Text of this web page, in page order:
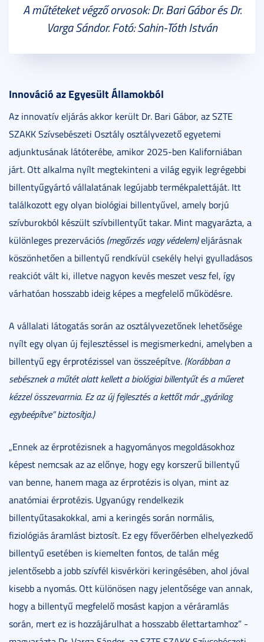
A műtéteket végző orvosok: Dr. Bari Gábor és Dr.
Varga Sándor. Fotó: Sahin-Tóth István
Innováció az Egyesült Államokból
Az innovatív eljárás akkor került Dr. Bari Gábor, az SZTE
SZAKK Szívsebészeti Osztály osztályvezető egyetemi
adjunktusának látóterébe, amikor 2025-ben Kaliforniában
járt. Ott alkalma nyílt megtekinteni a világ egyik legrégebbi
billentyűgyártó vállalatának legújabb termékpalettáját. Itt
találkozott egy olyan biológiai billentyűvel, amely borjú
szívburokból készült szívbillentyűt takar. Mint magyarázta, a
különleges prezervációs (megőrzés vagy védelem)eljárásnak
köszönhetően a billentyű rendkívül csekély helyi gyulladásos
reakciót vált ki, illetve nagyon kevés meszet vesz fel, így
várhatóan hosszabb ideig képes a megfelelő működésre.
A vállalati látogatás során az osztályvezetőnek lehetősége
nyílt egy olyan új fejlesztéssel is megismerkedni, amelyben a
billentyű egy érprotézissel van összeépítve. (Korábban a
sebésznek a műtét alatt kellett a biológiai billentyűt és a műeret
kézzel összevarrnia. Ez az új fejlesztés a kettőt már„gyárilag
egybeépítve” biztosítja.)
„Ennek az érprotézisnek a hagyományos megoldásokhoz
képest nemcsak az az előnye, hogy egy korszerű billentyű
van benne, hanem maga az érprotézis is olyan, mint az
anatómiai érprotézis. Ugyanúgy rendelkezik
billentyűtasakokkal, ami a keringés során normális,
fiziológiás áramlást biztosít. Ez egy főverőérben elhelyezkedő
billentyű esetében is kiemelten fontos, de talán még
jelentősebb a jobb szívfél kisvérköri keringésében, ahol jóval
kisebb a nyomás. Ott különösen nagy jelentősége van annak,
hogy a billentyű megfelelő mosást kapjon a véráramlás
során, mert ez is hozzájárulhat a hosszabb élettartamhoz” -